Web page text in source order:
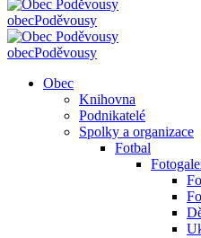
obecPoděvousy
obecPoděvousy
Obec
Knihovna
Podnikatelé
Spolky a organizace
Fotbal